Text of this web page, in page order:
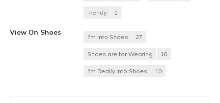
Trendy 1
View On Shoes
I'm Into Shoes 27
Shoes are for Wearing 16
I'm Really Into Shoes 10